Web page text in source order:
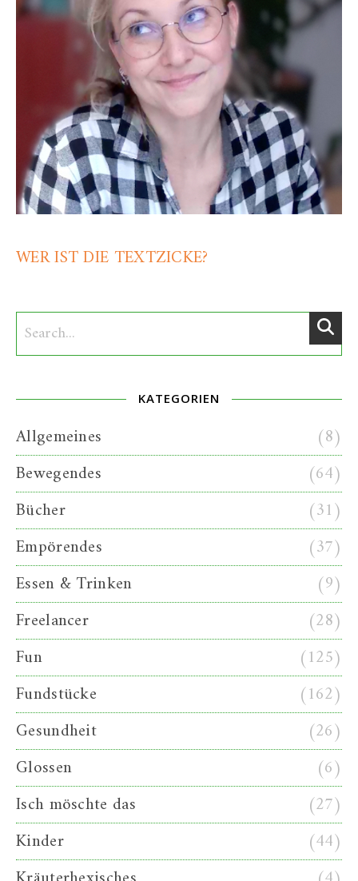
WER IST DIE TEXTZICKE?
KATEGORIEN
Allgemeines
(8)
Bewegendes
(64)
Bücher
(31)
Empörendes
(37)
Essen & Trinken
(9)
Freelancer
(28)
Fun
(125)
Fundstücke
(162)
Gesundheit
(26)
Glossen
(6)
Isch möschte das
(27)
Kinder
(44)